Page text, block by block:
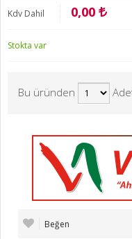
Kdv Dahil 0,00
Stokta var
Bu üründen
Beğen